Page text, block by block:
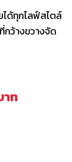
ได้ทุกไลฟ์สไตล์
กว้างขวางจัด
ท